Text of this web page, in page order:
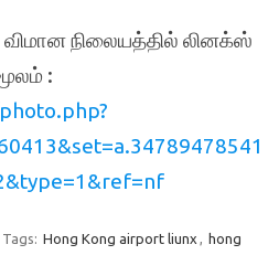
நிலையத்தில் லினக்ஸ்
:
Tags: Hong Kong airport liunx , hong